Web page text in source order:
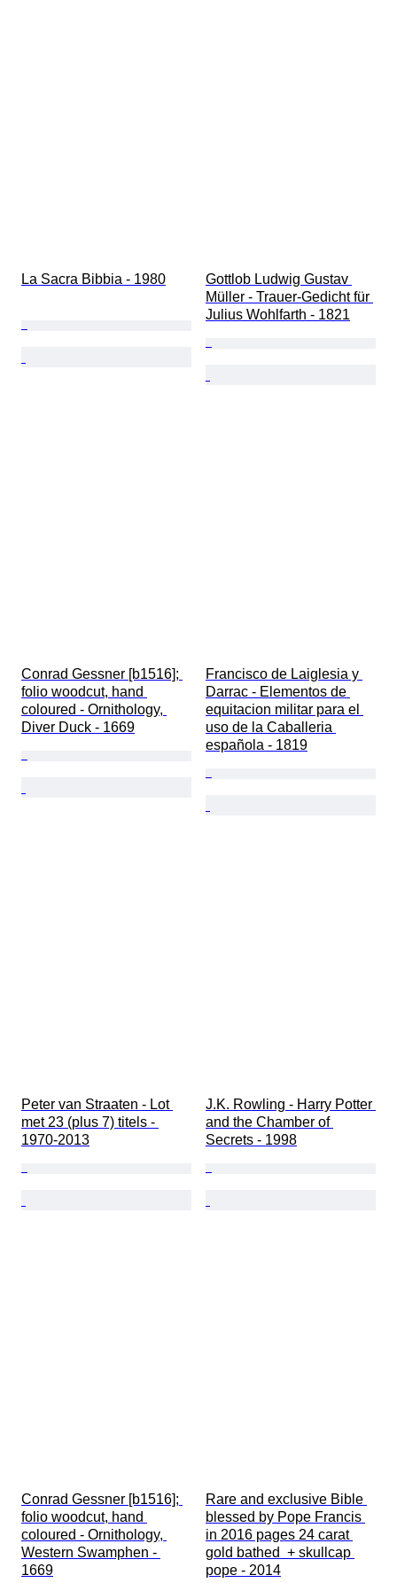
La Sacra Bibbia - 1980
Gottlob Ludwig Gustav
Müller - Trauer-Gedicht für
Julius Wohlfarth - 1821
Conrad Gessner [b1516];
folio woodcut, hand
coloured - Ornithology,
Diver Duck - 1669
Francisco de Laiglesia y
Darrac - Elementos de
equitacion militar para el
uso de la Caballeria
española - 1819
Peter van Straaten - Lot
met 23 (plus 7) titels -
1970-2013
J.K. Rowling - Harry Potter
and the Chamber of
Secrets - 1998
Conrad Gessner [b1516];
folio woodcut, hand
coloured - Ornithology,
Western Swamphen -
1669
Rare and exclusive Bible
blessed by Pope Francis
in 2016 pages 24 carat
gold bathed  + skullcap
pope - 2014